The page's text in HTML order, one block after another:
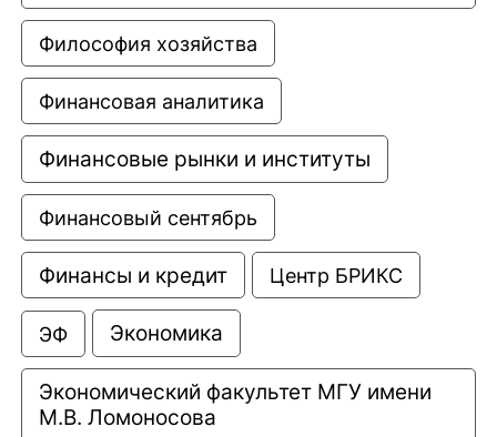
Философия хозяйства
Финансовая аналитика
Финансовые рынки и институты
Финансовый сентябрь
Финансы и кредит Центр БРИКС
ЭФ Экономика
Экономический факультет МГУ имени
М.В. Ломоносова